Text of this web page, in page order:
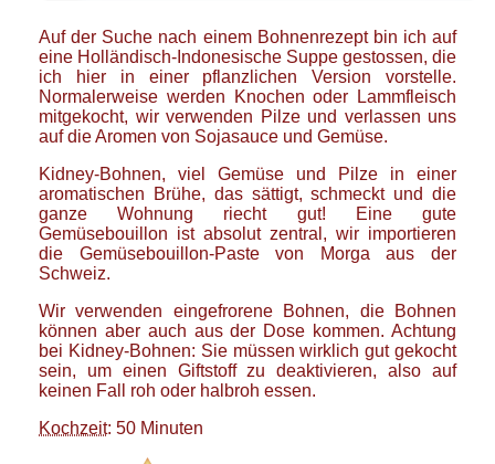
Auf der Suche nach einem Bohnenrezept bin ich auf
eine Holländisch-Indonesische Suppe gestossen, die
ich hier in einer pflanzlichen Version vorstelle.
Normalerweise werden Knochen oder Lammfleisch
mitgekocht, wir verwenden Pilze und verlassen uns
auf die Aromen von Sojasauce und Gemüse.
Kidney-Bohnen, viel Gemüse und Pilze in einer
aromatischen Brühe, das sättigt, schmeckt und die
ganze Wohnung riecht gut! Eine gute
Gemüsebouillon ist absolut zentral, wir importieren
die Gemüsebouillon-Paste von Morga aus der
Schweiz.
Wir verwenden eingefrorene Bohnen, die Bohnen
können aber auch aus der Dose kommen. Achtung
bei Kidney-Bohnen: Sie müssen wirklich gut gekocht
sein, um einen Giftstoff zu deaktivieren, also auf
keinen Fall roh oder halbroh essen.
Kochzeit: 50 Minuten